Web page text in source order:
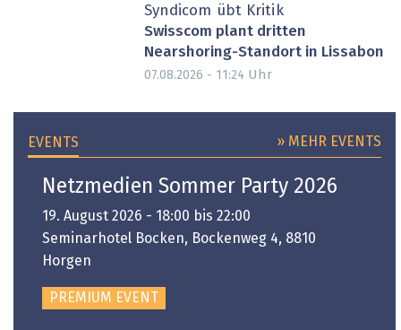
Syndicom übt Kritik
Swisscom plant dritten
Nearshoring-Standort in Lissabon
07.08.2026 - 11:24 Uhr
EVENTS » MEHR EVENTS
Netzmedien Sommer Party 2026
19. August 2026 - 18:00 bis 22:00
Seminarhotel Bocken, Bockenweg 4, 8810
Horgen
PREMIUM EVENT